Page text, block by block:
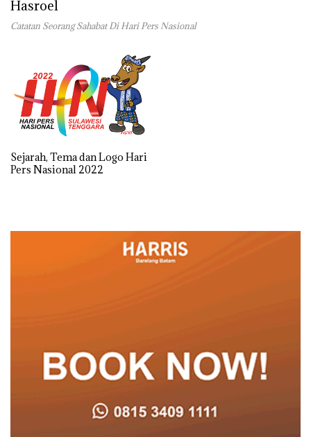
Hasroel
Catatan Seorang Sahabat Di Hari Pers Nasional
Sejarah, Tema dan Logo Hari
Pers Nasional 2022